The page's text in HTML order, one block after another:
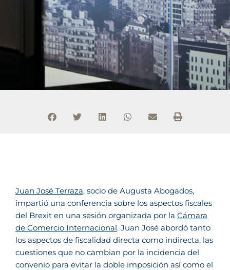
Juan José Terraza, socio de Augusta Abogados,
impartió una conferencia sobre los aspectos fiscales
del Brexit en una sesión organizada por la Cámara
de Comercio Internacional. Juan José abordó tanto
los aspectos de fiscalidad directa como indirecta, las
cuestiones que no cambian por la incidencia del
convenio para evitar la doble imposición así como el